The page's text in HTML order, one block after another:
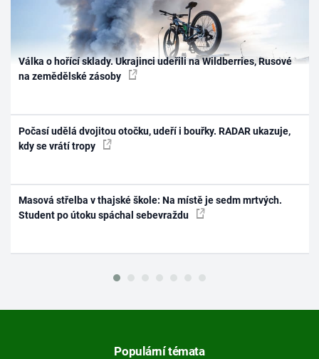
Válka o hořící sklady. Ukrajinci udeřili na Wildberries, Rusové
na zemědělské zásoby
Počasí udělá dvojitou otočku, udeří i bouřky. RADAR ukazuje,
kdy se vrátí tropy
Masová střelba v thajské škole: Na místě je sedm mrtvých.
Student po útoku spáchal sebevraždu
Populární témata